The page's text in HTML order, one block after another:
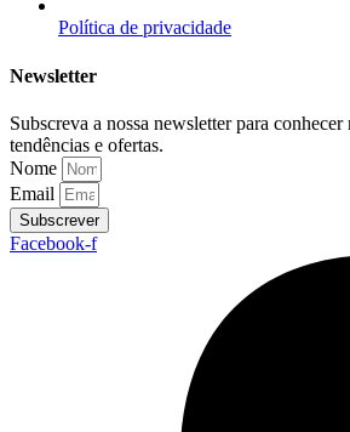
Política de privacidade
Newsletter
Subscreva a nossa newsletter para
tendências e ofertas.
Nome
Email
Subscrever
Facebook-f